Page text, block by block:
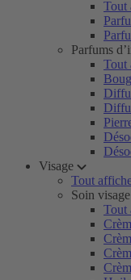
Tout
Parfums
Tout
Visage
Tout
Soin visage
Tout